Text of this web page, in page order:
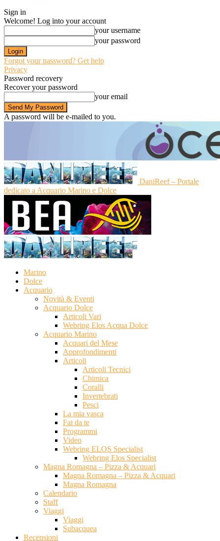
Sign in
Welcome! Log into your account
your username
your password
Forgot your password? Get help
Privacy
Password recovery
Recover your password
your email
A password will be e-mailed to you.
DaniReef – Portale
dedicato a Acquario Marino e Dolce
Marino
Dolce
Acquario
Novità & Eventi
Acquario Dolce
Articoli Vari
Webring Elos Acqua Dolce
Acquario Marino
Acquari del Mese
Approfondimenti
Articoli
Articoli Tecnici
Chimica
Coralli
Invertebrati
Pesci
La mia vasca
Fai da te
Programmi
Video
Webring ELOS Specialist
Webring Elos Specialist
Magna Romagna – Pizza & Acquari
Magna Romagna – Pizza & Acquari
Magna Romagna
Calendario
Staff
Viaggi
Viaggi
Subacquea
Recensioni